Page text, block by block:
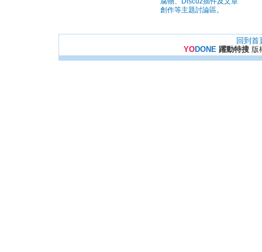
創作等主題討論區。
回到首
YODONE 躍動特搜版